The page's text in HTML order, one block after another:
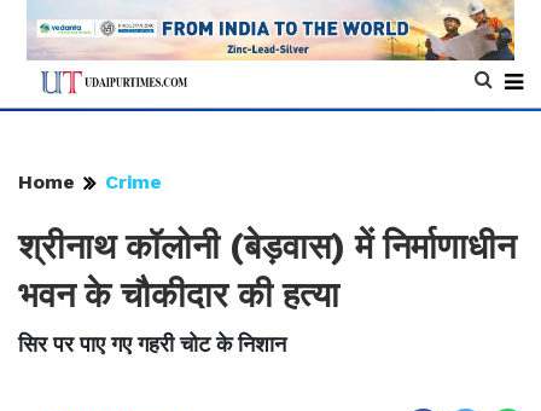
Home Crime
श्रीनाथ कॉलोनी (बेड़वास) में निर्माणाधीन
भवन के चौकीदार की हत्या
सिर पर पाए गए गहरी चोट के निशान